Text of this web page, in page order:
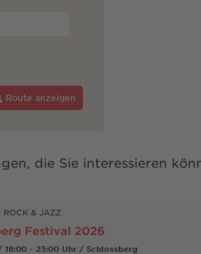
Route anzeigen
die Sie interessieren
ROCK & JAZZ
Festival 2026
18:00 - 23:00 Uhr / Schlossberg